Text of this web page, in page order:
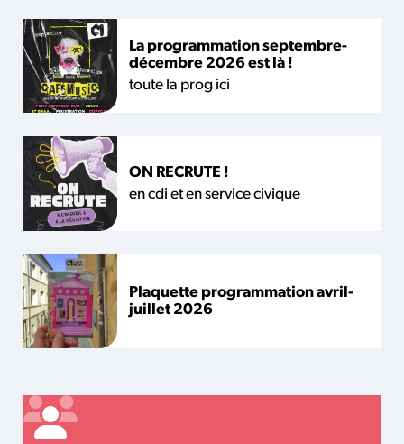
La programmation septembre-
décembre 2026 est là !
toute la prog ici
ON RECRUTE !
en cdi et en service civique
Plaquette programmation avril-
juillet 2026